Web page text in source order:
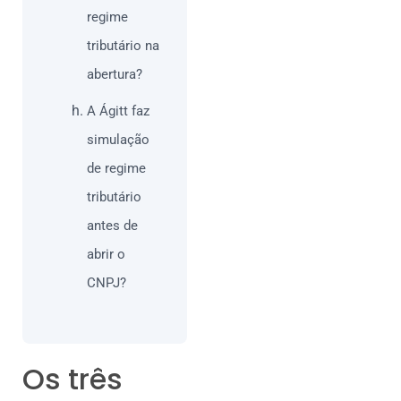
regime
tributário na
abertura?
A Ágitt faz
simulação
de regime
tributário
antes de
abrir o
CNPJ?
Os três